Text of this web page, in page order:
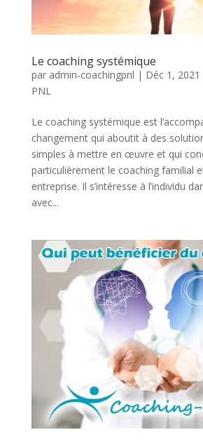
Le coaching systémique
par admin-coachingpnl | Déc 1, 2021
PNL
Le coaching systémique est
changement qui aboutit à des
simples à mettre en œuvre et qui
particulièrement le coaching familial
entreprise. Il s’intéresse à l’individu
avec...